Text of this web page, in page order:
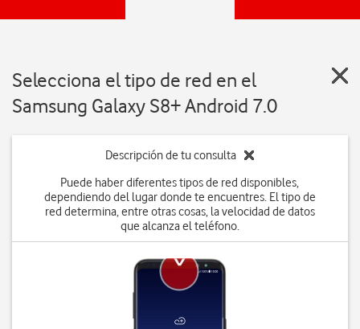
Selecciona el tipo de red en el
Samsung Galaxy S8+ Android 7.0
Descripción de tu consulta
Puede haber diferentes tipos de red disponibles,
dependiendo del lugar donde te encuentres. El tipo de
red determina, entre otras cosas, la velocidad de datos
que alcanza el teléfono.